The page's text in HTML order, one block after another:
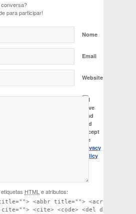
para participar!
Nome
Email
Website
I
have
read
and
accept
the
Privacy
Policy
HTMLe atributos:
<abbr title=""> <acronym
cite=""> <cite> <code> <del